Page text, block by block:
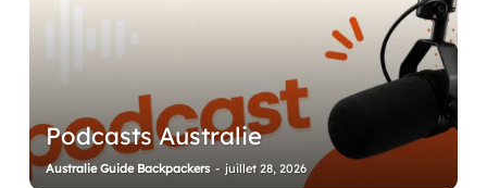
Podcasts Australie
Australie Guide Backpackers - juillet 28, 2026